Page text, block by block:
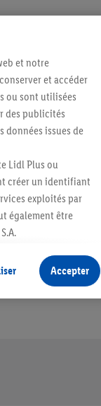
et notre
et accéder
ou sont utilisées
des publicités
données issues de
Lidl Plus ou
créer un identifiant
exploités par
également être
sans procéder à
terminaux ou
échéant, d’autres
En cliquant sur
de plus amples
Accepter